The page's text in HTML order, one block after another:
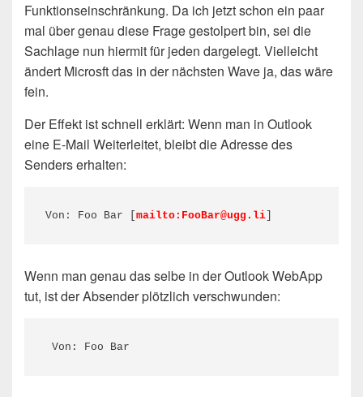
Funktionseinschränkung. Da ich jetzt schon ein paar
mal über genau diese Frage gestolpert bin, sei die
Sachlage nun hiermit für jeden dargelegt. Vielleicht
ändert Microsft das in der nächsten Wave ja, das wäre
fein.
Der Effekt ist schnell erklärt: Wenn man in Outlook
eine E-Mail Weiterleitet, bleibt die Adresse des
Senders erhalten:
Von: Foo Bar [ mailto: FooBar@ugg.li
Wenn man genau das selbe in der Outlook WebApp
tut, ist der Absender plötzlich verschwunden:
Von: Foo Bar